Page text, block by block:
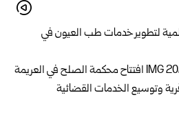
لتطوير خدمات طب العيون في